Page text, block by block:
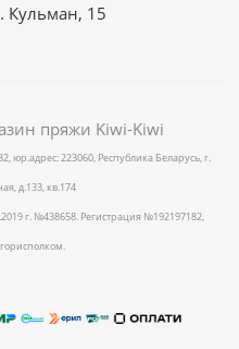
Кульман, 15
пряжи Kiwi-Kiwi
223060, Республика Беларусь, г.
д.133, кв.174
г. №438658. Регистрация №192197182,